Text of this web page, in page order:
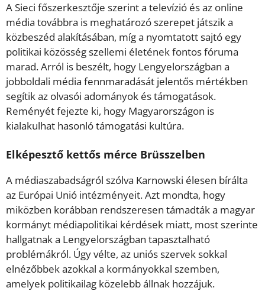
A Sieci főszerkesztője szerint a televízió és az online
média továbbra is meghatározó szerepet játszik a
közbeszéd alakításában, míg a nyomtatott sajtó egy
politikai közösség szellemi életének fontos fóruma
marad. Arról is beszélt, hogy Lengyelországban a
jobboldali média fennmaradását jelentős mértékben
segítik az olvasói adományok és támogatások.
Reményét fejezte ki, hogy Magyarországon is
kialakulhat hasonló támogatási kultúra.
Elképesztő kettős mérce Brüsszelben
A médiaszabadságról szólva Karnowski élesen bírálta
az Európai Unió intézményeit. Azt mondta, hogy
miközben korábban rendszeresen támadták a magyar
kormányt médiapolitikai kérdések miatt, most szerinte
hallgatnak a Lengyelországban tapasztalható
problémákról. Úgy vélte, az uniós szervek sokkal
elnézőbbek azokkal a kormányokkal szemben,
amelyek politikailag közelebb állnak hozzájuk.